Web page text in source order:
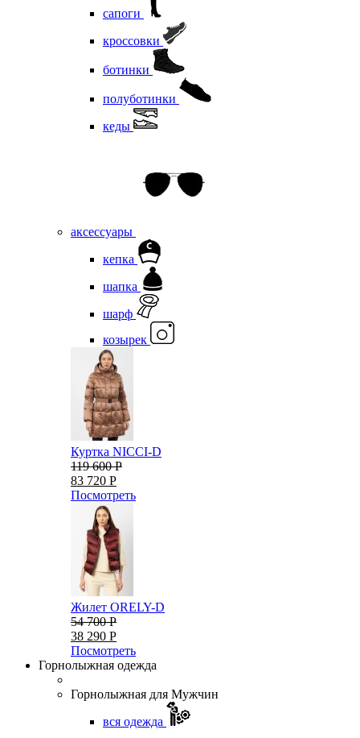
сапоги
кроссовки
ботинки
полуботинки
кеды
аксессуары
кепка
шапка
шарф
козырек
Куртка NICCI-D
119 600 Р
83 720 Р
Посмотреть
Жилет ORELY-D
54 700 Р
38 290 Р
Посмотреть
Горнолыжная одежда
Горнолыжная для Мужчин
вся одежда